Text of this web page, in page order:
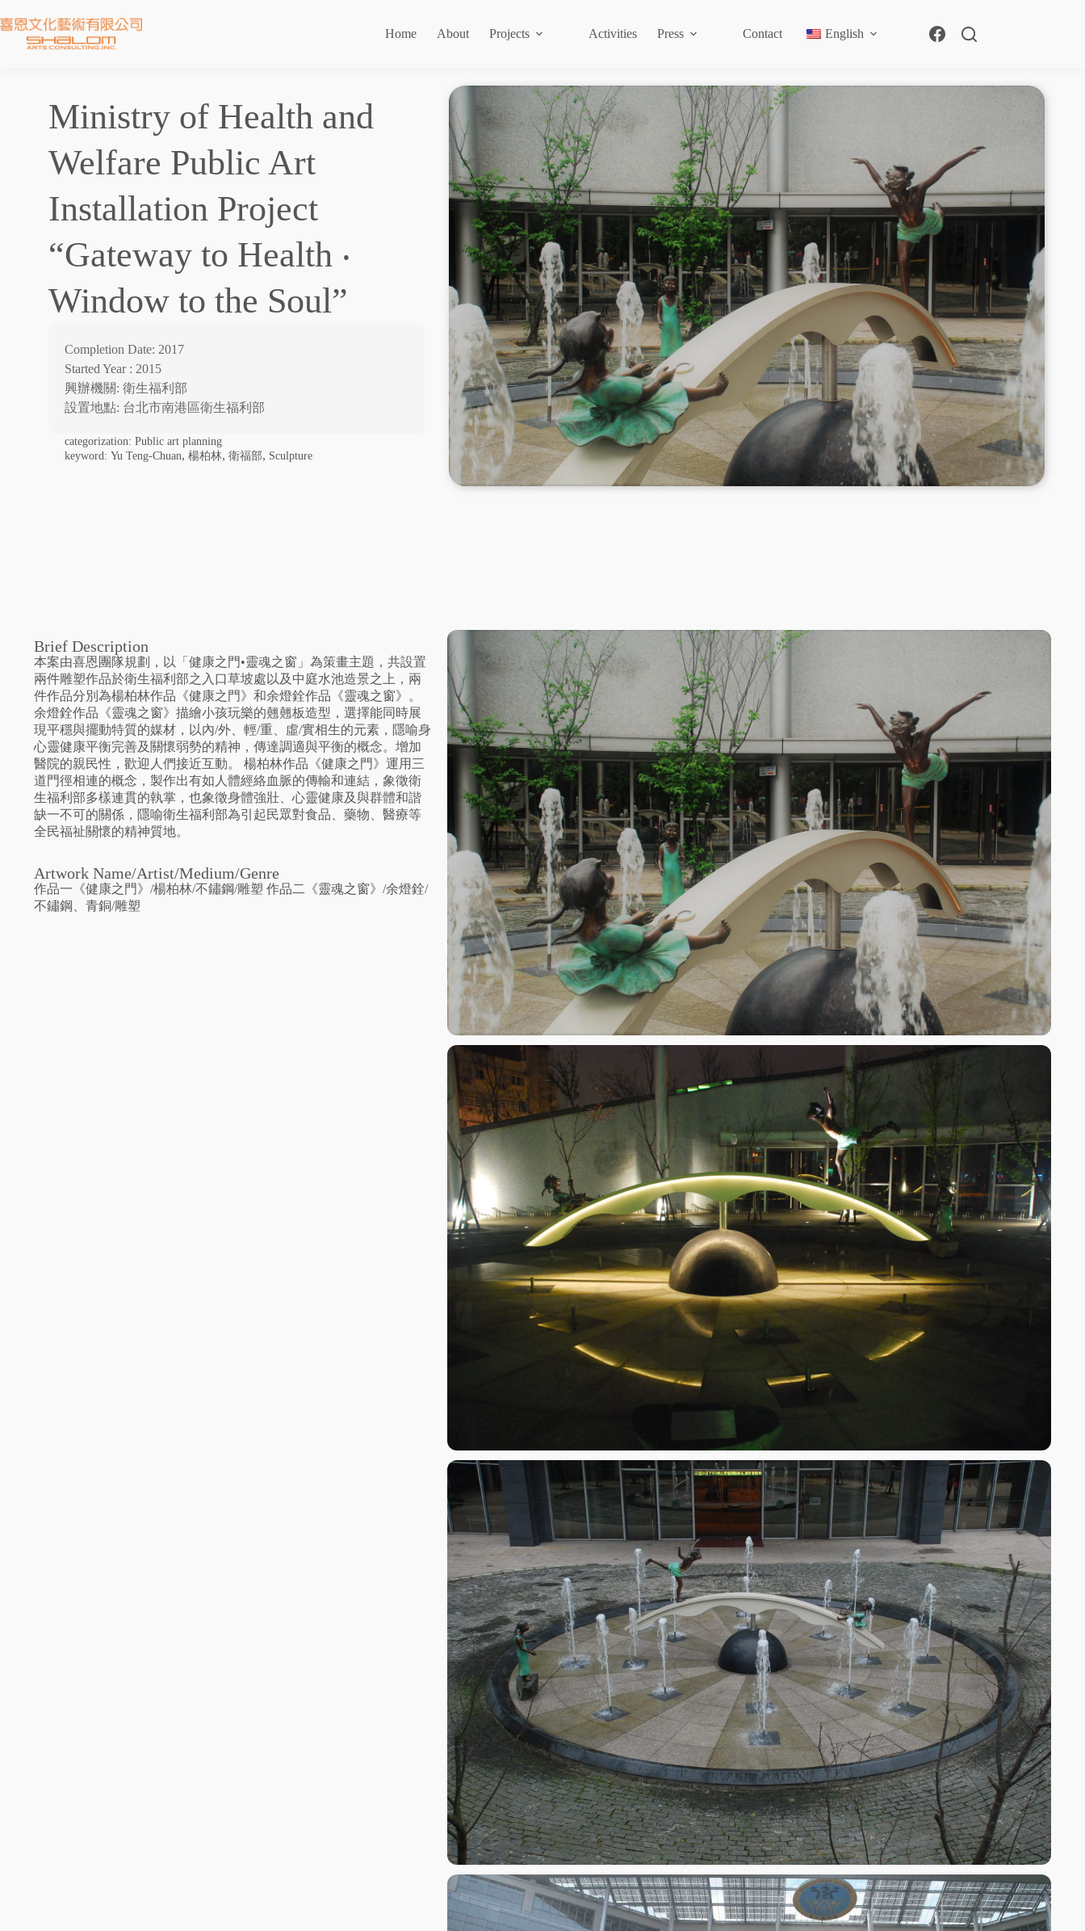
Home About Projects Activities Press Contact English
Ministry of Health and
Welfare Public Art
Installation Project
“Gateway to Health ‧
Window to the Soul”
Completion Date: 2017
Started Year : 2015
興辦機關: 衛生福利部
設置地點: 台北市南港區衛生福利部
categorization: Public art planning
keyword: Yu Teng-Chuan, 楊柏林, 衛福部, Sculpture
Brief Description
本案由喜恩團隊規劃，以「健康之門•靈魂之窗」為策畫主題，共設置
兩件雕塑作品於衛生福利部之入口草坡處以及中庭水池造景之上，兩
件作品分別為楊柏林作品《健康之門》和余燈銓作品《靈魂之窗》。
余燈銓作品《靈魂之窗》描繪小孩玩樂的翹翹板造型，選擇能同時展
現平穩與擺動特質的媒材，以內/外、輕/重、虛/實相生的元素，隱喻身
心靈健康平衡完善及關懷弱勢的精神，傳達調適與平衡的概念。增加
醫院的親民性，歡迎人們接近互動。 楊柏林作品《健康之門》運用三
道門徑相連的概念，製作出有如人體經絡血脈的傳輸和連結，象徵衛
生福利部多樣連貫的執掌，也象徵身體強壯、心靈健康及與群體和諧
缺一不可的關係，隱喻衛生福利部為引起民眾對食品、藥物、醫療等
全民福祉關懷的精神質地。
Artwork Name/Artist/Medium/Genre
作品一《健康之門》/楊柏林/不鏽鋼/雕塑 作品二《靈魂之窗》/余燈銓/
不鏽鋼、青銅/雕塑